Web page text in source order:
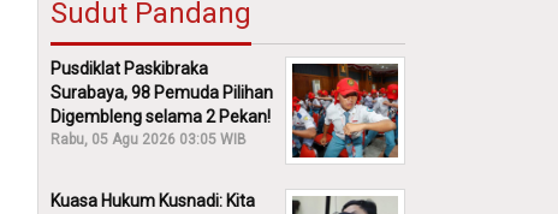
Sudut Pandang
Pusdiklat Paskibraka
Surabaya, 98 Pemuda Pilihan
Digembleng selama 2 Pekan!
Rabu, 05 Agu 2026 03:05 WIB
Kuasa Hukum Kusnadi: Kita